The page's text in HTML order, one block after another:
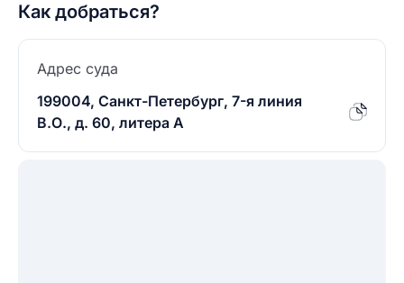
Как добраться?
Адрес суда
199004, Санкт-Петербург, 7-я линия
В.О., д. 60, литера А